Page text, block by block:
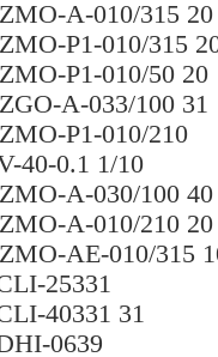
A-010/315 20
P1-010/315
P1-010/50 20
A-033/100 31
P1-010/210
40-0.1 1/10
A-030/100 40
A-010/210 20
AE-010/315
25331
40331 31
0639